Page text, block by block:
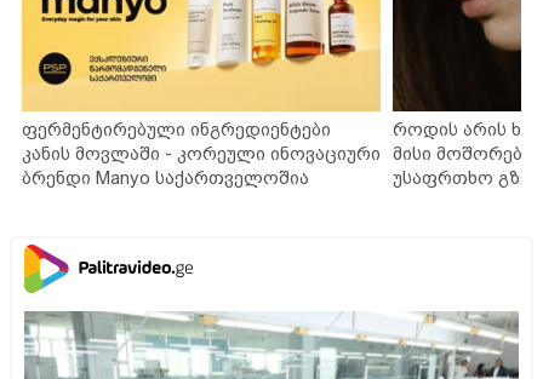
ფერმენტირებული ინგრედიენტები
კანის მოვლაში - კორეული ინოვაციური
ბრენდი Manyo საქართველოშია
როდის არის
მისი
უსაფრთხო